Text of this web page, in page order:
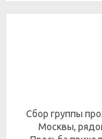
Сбор группы
Москвы,